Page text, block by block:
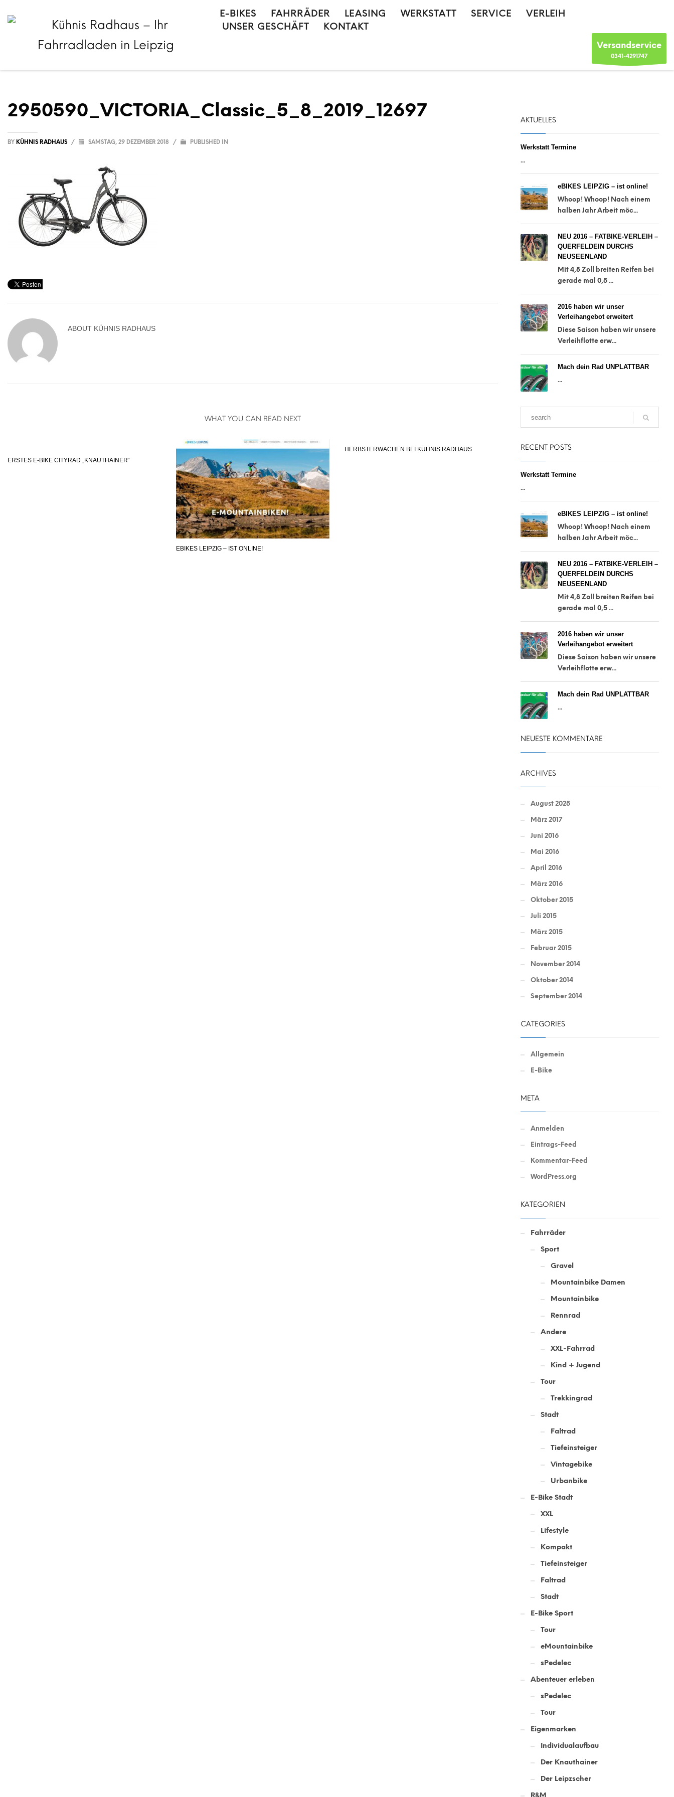
E-BIKES FAHRRÄDER LEASING WERKSTATT SERVICE
VERLEIH
UNSER GESCHÄFT
KONTAKT
Versandservice
0341-4291747
2950590_VICTORIA_Classic_5_8_2019_12697
BY KÜHNIS RADHAUS / SAMSTAG, 29 DEZEMBER 2018 / PUBLISHED IN
ABOUT KÜHNIS RADHAUS
WHAT YOU CAN READ NEXT
ERSTES E-BIKE CITYRAD „KNAUTHAINER“
EBIKES LEIPZIG – IST ONLINE!
HERBSTERWACHEN BEI KÜHNIS RADHAUS
AKTUELLES
Werkstatt Termine
...
eBIKES LEIPZIG – ist online!
Whoop! Whoop! Nach einem
halben Jahr Arbeit möc...
NEU 2016 – FATBIKE-VERLEIH –
QUERFELDEIN DURCHS
NEUSEENLAND
Mit 4,8 Zoll breiten Reifen bei
gerade mal 0,5 ...
2016 haben wir unser
Verleihangebot erweitert
Diese Saison haben wir unsere
Verleihflotte erw...
Mach dein Rad UNPLATTBAR
...
RECENT POSTS
Werkstatt Termine
...
eBIKES LEIPZIG – ist online!
Whoop! Whoop! Nach einem
halben Jahr Arbeit möc...
NEU 2016 – FATBIKE-VERLEIH –
QUERFELDEIN DURCHS
NEUSEENLAND
Mit 4,8 Zoll breiten Reifen bei
gerade mal 0,5 ...
2016 haben wir unser
Verleihangebot erweitert
Diese Saison haben wir unsere
Verleihflotte erw...
Mach dein Rad UNPLATTBAR
...
NEUESTE KOMMENTARE
ARCHIVES
August 2025
März 2017
Juni 2016
Mai 2016
April 2016
März 2016
Oktober 2015
Juli 2015
März 2015
Februar 2015
November 2014
Oktober 2014
September 2014
CATEGORIES
Allgemein
E-Bike
META
Anmelden
Eintrags-Feed
Kommentar-Feed
WordPress.org
KATEGORIEN
Fahrräder
Sport
Gravel
Mountainbike Damen
Mountainbike
Rennrad
Andere
XXL-Fahrrad
Kind + Jugend
Tour
Trekkingrad
Stadt
Faltrad
Tiefeinsteiger
Vintagebike
Urbanbike
E-Bike Stadt
XXL
Lifestyle
Kompakt
Tiefeinsteiger
Faltrad
Stadt
E-Bike Sport
Tour
eMountainbike
sPedelec
Abenteuer erleben
sPedelec
Tour
Eigenmarken
Individualaufbau
Der Knauthainer
Der Leipzscher
R&M